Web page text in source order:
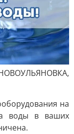
на
воды в ваших